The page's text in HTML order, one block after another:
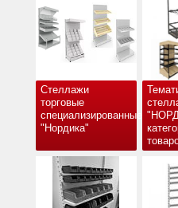
Стеллажи
торговые
специализированные
"Нордика"